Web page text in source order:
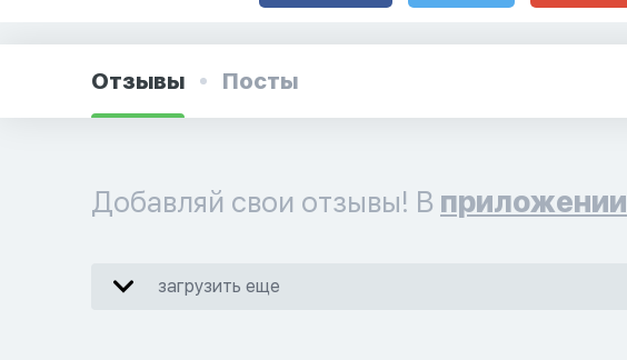
Отзывы Посты
Добавляй свои отзывы! В приложении
загрузить еще